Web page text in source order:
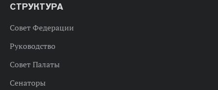
СТРУКТУРА
Совет Федерации
Руководство
Совет Палаты
Сенаторы